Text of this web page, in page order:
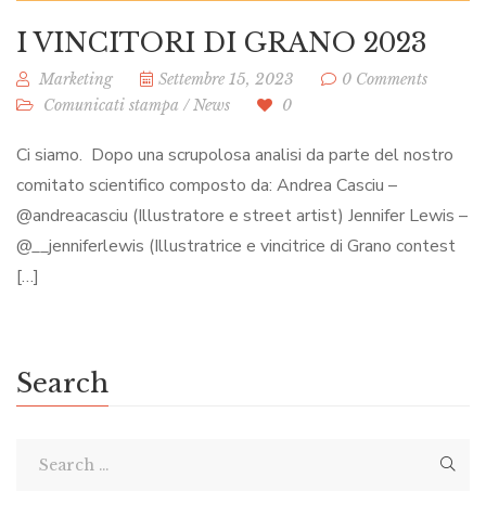
I VINCITORI DI GRANO 2023
Marketing Settembre 15, 2023
0 Comments
Comunicati stampa /News 0
Ci siamo. Dopo una scrupolosa analisi da parte del nostro
comitato scientifico composto da: Andrea Casciu –
@andreacasciu (Illustratore e street artist) Jennifer Lewis –
@__jenniferlewis (Illustratrice e vincitrice di Grano contest
[…]
Search